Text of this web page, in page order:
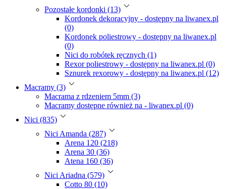
Pozostałe kordonki (13)
Kordonek dekoracyjny - dostępny na liwanex.pl
(0)
Kordonek poliestrowy - dostępny na liwanex.pl
(0)
Nici do robótek ręcznych (1)
Rexor poliestrowy - dostępny na liwanex.pl (0)
Sznurek rexorowy - dostępny na liwanex.pl (12)
Macramy (3)
Macrama z rdzeniem 5mm (3)
Macramy dostępne również na - liwanex.pl (0)
Nici (835)
Nici Amanda (287)
Arena 120 (218)
Arena 30 (36)
Atena 160 (36)
Nici Ariadna (579)
Cotto 80 (10)